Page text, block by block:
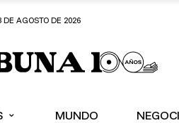
DE AGOSTO DE 2026
⌄ MUNDO